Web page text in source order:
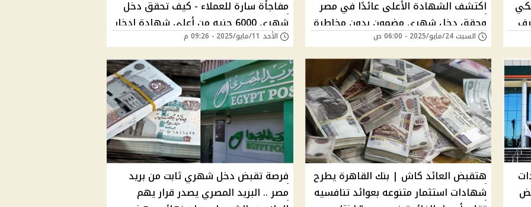
اكتشف الشهادة الأعلى عائدًا في مصر
وحقق دخل شهري مضمون بدون مخاطرة
السبت 24/مايو/2025 - 06:00 ص
مفاجأة سارة للعملاء - كيف تحقق دخل
شهري 6000 جنيه من أعلى شهادة ادخار
في مصر؟
الأحد 11/مايو/2025 - 09:26 م
هتقبض العائد كاش | بنك القاهرة يطرح
شهادات استثمار متنوعه بعوائد تنافسيه
فرصة تقبض دخل شهري ثابت من بريد
مصر .. البريد المصري يصدر قرار يهم